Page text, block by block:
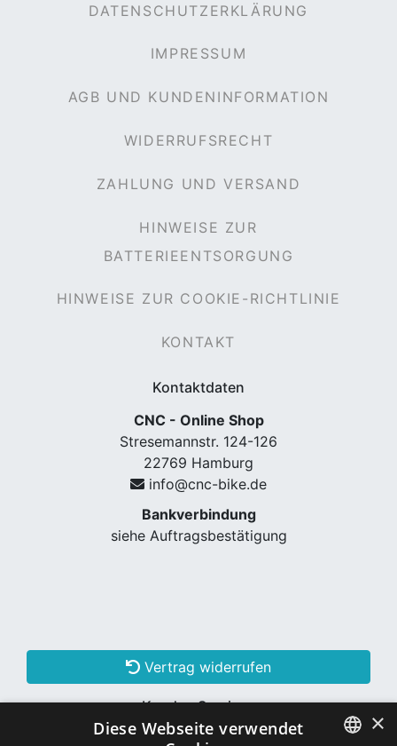
DATENSCHUTZERKLÄRUNG
IMPRESSUM
AGB UND KUNDENINFORMATION
WIDERRUFSRECHT
ZAHLUNG UND VERSAND
HINWEISE ZUR
BATTERIEENTSORGUNG
HINWEISE ZUR COOKIE-RICHTLINIE
KONTAKT
Kontaktdaten
CNC - Online Shop
Stresemannstr. 124-126
22769 Hamburg
info@cnc-bike.de
Bankverbindung
siehe Auftragsbestätigung
Vertrag widerrufen
Kunden Services
Konto erstellen
×
Diese Webseite verwendet